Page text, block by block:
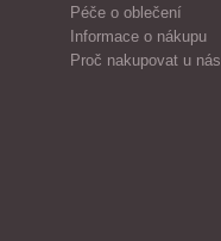
Péče o oblečení
Informace o nákupu
Proč nakupovat u nás